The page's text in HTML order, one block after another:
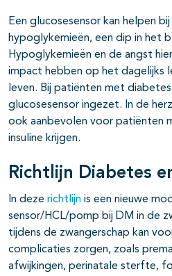
Een glucosesensor kan helpen
hypoglykemieën, een dip in het
Hypoglykemieën en de angst
impact hebben op het dagelijks
leven. Bij patiënten met
glucosesensor ingezet. In de
ook aanbevolen voor patiënten
insuline krijgen.
Richtlijn Diabetes
In deze richtlijn is een nieuwe
sensor/HCL/pomp bij DM in de
tijdens de zwangerschap kan
complicaties zorgen, zoals
afwijkingen, perinatale sterfte,